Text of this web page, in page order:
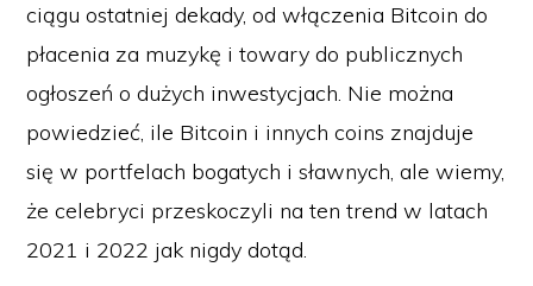
ciągu ostatniej dekady, od włączenia Bitcoin do
płacenia za muzykę i towary do publicznych
ogłoszeń o dużych inwestycjach. Nie można
powiedzieć, ile Bitcoin i innych coins znajduje
się w portfelach bogatych i sławnych, ale wiemy,
że celebryci przeskoczyli na ten trend w latach
2021 i 2022 jak nigdy dotąd.